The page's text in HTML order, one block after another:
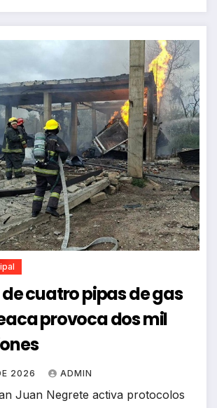
cuatro pipas de gas
provoca dos mil
2026 ADMIN
Juan Negrete activa protocolos